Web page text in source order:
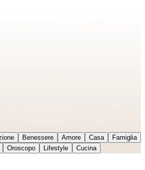
Benessere Amore Casa
Famiglia
Oroscopo Lifestyle Cucina